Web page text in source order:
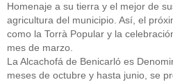
Homenaje a su tierra y el mejor de
agricultura del municipio. Así, el
como la Torrà Popular y la
mes de marzo.
La Alcachofá de Benicarló es
meses de octubre y hasta junio, se